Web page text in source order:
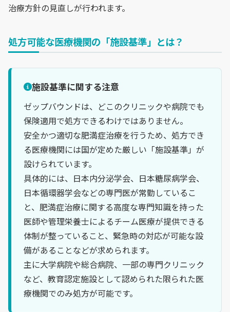
治療方針の見直しが行われます。
処方可能な医療機関の「施設基準」とは？
施設基準に関する注意
ゼップバウンドは、どこのクリニックや病院でも
保険適用で処方できるわけではありません。
安全かつ適切な肥満症治療を行うため、処方でき
る医療機関には国が定めた厳しい「施設基準」が
設けられています。
具体的には、日本内分泌学会、日本糖尿病学会、
日本循環器学会などの専門医が常勤しているこ
と、肥満症治療に関する高度な専門知識を持った
医師や管理栄養士によるチーム医療が提供できる
体制が整っていること、緊急時の対応が可能な設
備があることなどが求められます。
主に大学病院や総合病院、一部の専門クリニック
など、教育認定施設として認められた限られた医
療機関でのみ処方が可能です。